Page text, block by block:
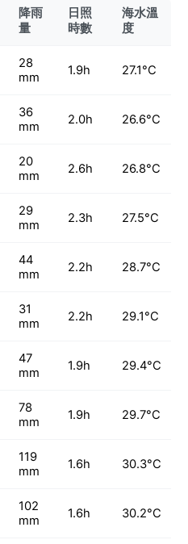
降雨
量
日照
時數
海水溫
度
28
mm
1.9h 27.1°C
36
mm
2.0h 26.6°C
20
mm
2.6h 26.8°C
29
mm
2.3h 27.5°C
44
mm
2.2h 28.7°C
31
mm
2.2h 29.1°C
47
mm
1.9h 29.4°C
78
mm
1.9h 29.7°C
119
mm
1.6h 30.3°C
102
mm
1.6h 30.2°C